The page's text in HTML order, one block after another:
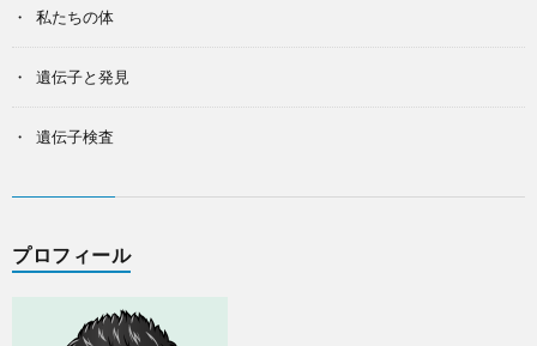
私たちの体
遺伝子と発見
遺伝子検査
プロフィール